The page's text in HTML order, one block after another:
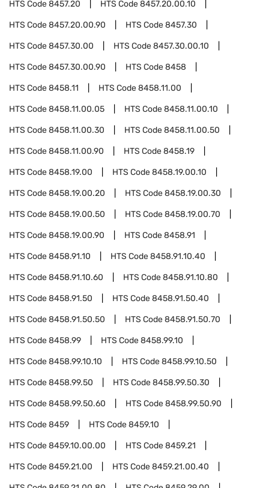
HTS Code8457.20 HTS Code8457.20.00.10
HTS Code8457.20.00.90 HTS Code8457.30
HTS Code8457.30.00 HTS Code8457.30.00.10
HTS Code8457.30.00.90 HTS Code8458
HTS Code8458.11 HTS Code8458.11.00
HTS Code8458.11.00.05 HTS Code8458.11.00.10
HTS Code8458.11.00.30 HTS Code8458.11.00.50
HTS Code8458.11.00.90 HTS Code8458.19
HTS Code8458.19.00 HTS Code8458.19.00.10
HTS Code8458.19.00.20 HTS Code8458.19.00.30
HTS Code8458.19.00.50 HTS Code8458.19.00.70
HTS Code8458.19.00.90 HTS Code8458.91
HTS Code8458.91.10 HTS Code8458.91.10.40
HTS Code8458.91.10.60 HTS Code8458.91.10.80
HTS Code8458.91.50 HTS Code8458.91.50.40
HTS Code8458.91.50.50 HTS Code8458.91.50.70
HTS Code8458.99 HTS Code8458.99.10
HTS Code8458.99.10.10 HTS Code8458.99.10.50
HTS Code8458.99.50 HTS Code8458.99.50.30
HTS Code8458.99.50.60 HTS Code8458.99.50.90
HTS Code8459 HTS Code8459.10
HTS Code8459.10.00.00 HTS Code8459.21
HTS Code8459.21.00 HTS Code8459.21.00.40